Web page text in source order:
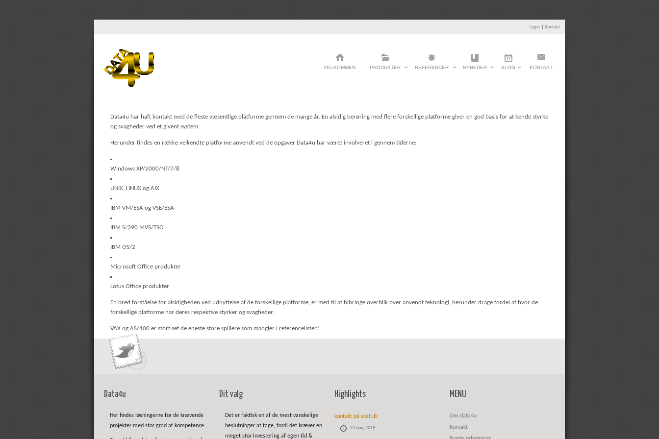
Login Kontakt
VELKOMMEN PRODUKTER REFERENCER NYHEDER BLOG KONTAKT
Data4u har haft kontakt med de fleste væsentlige platforme gennem de mange år. En alsidig berøring med flere forskellige platforme giver en god basis for at kende styrke
og svagheder ved et givent system.
Herunder findes en række velkendte platforme anvendt ved de opgaver Data4u har været involveret i gennem tiderne:
Windows XP/2000/NT/7/8
UNIX, LINUX og AIX
IBM VM/ESA og VSE/ESA
IBM S/390 MVS/TSO
IBM OS/2
Microsoft Office produkter
Lotus Office produkter
En bred forståelse for alsidigheden ved udnyttelse af de forskellige platforme, er med til at bibringe overblik over anvendt teknologi, herunder drage fordel af hvor de
forskellige platforme har deres respektive styrker og svagheder.
VAX og AS/400 er stort set de eneste store spillere som mangler i referencelisten!
Data4u
Her findes løsningerne for de krævende
projekter med stor grad af kompetence.
Dit valg
Det er faktisk en af de mest vanskelige
beslutninger at tage, fordi det kræver en
meget stor investering af egen tid &
Highlights
kontakt på skat.dk
27 nov, 2019
MENU
Om data4u
Kontakt